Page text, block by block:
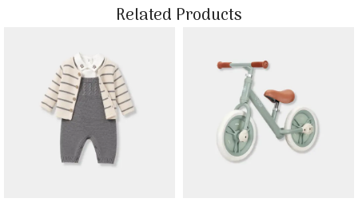
Related Products